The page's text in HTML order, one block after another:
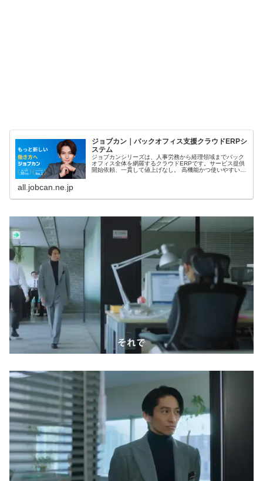
ジョブカン｜バックオフィス支援クラウドERPシ
ステム
ジョブカンシリーズは、人事労務から経理領域までバック
オフィス全体を網羅するクラウドERPです。サービス提供
開始依頼、一貫して値上げなし。 高機能かつ使いやすいシ
all.jobcan.ne.jp